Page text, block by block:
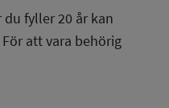
fyller 20 år kan
att vara behörig